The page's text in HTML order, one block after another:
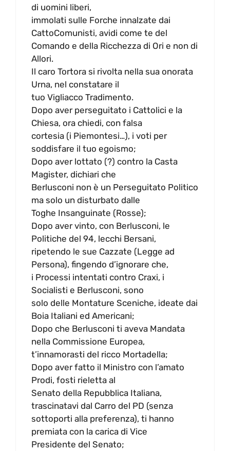
di uomini liberi,
immolati sulle Forche innalzate dai
CattoComunisti, avidi come te del
Comando e della Ricchezza di Ori e non di
Allori.
Il caro Tortora si rivolta nella sua onorata
Urna, nel constatare il
tuo Vigliacco Tradimento.
Dopo aver perseguitato i Cattolici e la
Chiesa, ora chiedi, con falsa
cortesia (i Piemontesi…), i voti per
soddisfare il tuo egoismo;
Dopo aver lottato (?) contro la Casta
Magister, dichiari che
Berlusconi non è un Perseguitato Politico
ma solo un disturbato dalle
Toghe Insanguinate (Rosse);
Dopo aver vinto, con Berlusconi, le
Politiche del 94, lecchi Bersani,
ripetendo le sue Cazzate (Legge ad
Persona), fingendo d’ignorare che,
i Processi intentati contro Craxi, i
Socialisti e Berlusconi, sono
solo delle Montature Sceniche, ideate dai
Boia Italiani ed Americani;
Dopo che Berlusconi ti aveva Mandata
nella Commissione Europea,
t’innamorasti del ricco Mortadella;
Dopo aver fatto il Ministro con l’amato
Prodi, fosti rieletta al
Senato della Repubblica Italiana,
trascinatavi dal Carro del PD (senza
sottoporti alla preferenza), ti hanno
premiata con la carica di Vice
Presidente del Senato;